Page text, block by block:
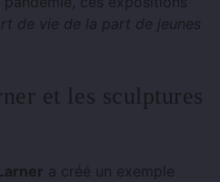
de vie de la part de jeunes
et les sculptures
a créé un exemple